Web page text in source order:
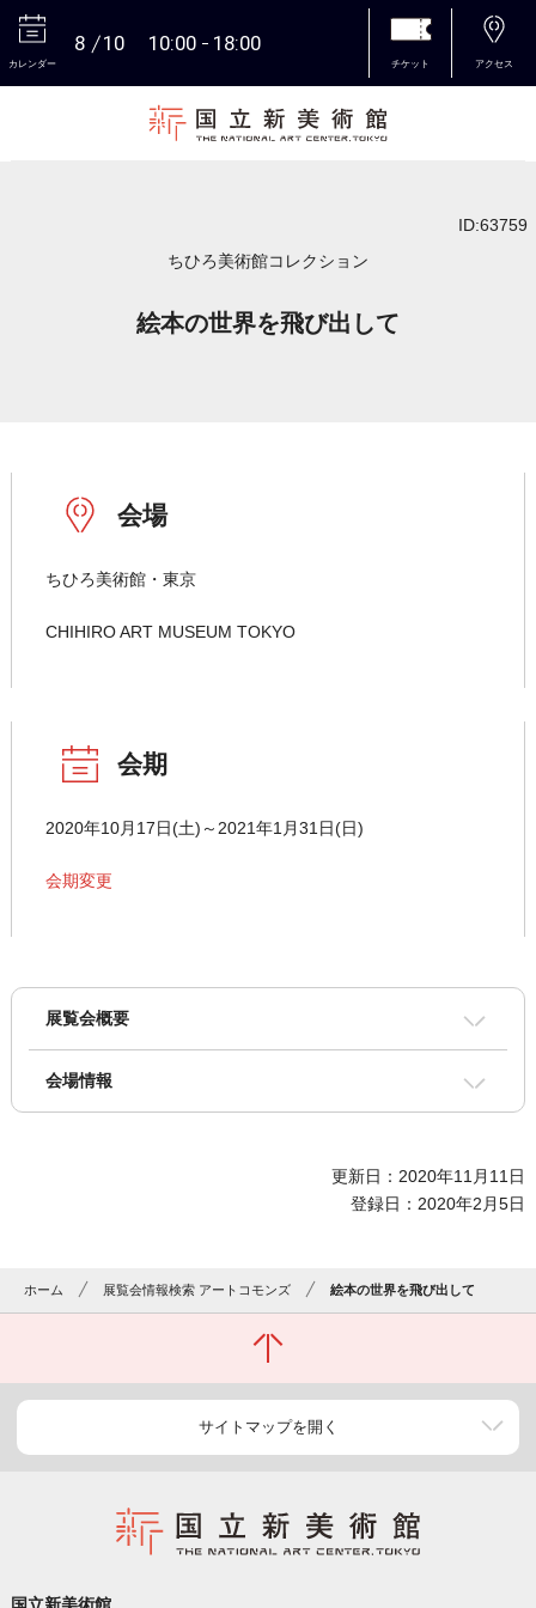
カレンダー
8 10 10:00 18:00
チケット アクセス
ID:63759
ちひろ美術館コレクション
絵本の世界を飛び出して
会場
ちひろ美術館・東京
CHIHIRO ART MUSEUM TOKYO
会期
2020年10月17日(土)～2021年1月31日(日)
会期変更
展覧会概要
会場情報
更新日：2020年11月11日
登録日：2020年2月5日
ホーム 展覧会情報検索 アートコモンズ 絵本の世界を飛び出して
サイトマップを開く